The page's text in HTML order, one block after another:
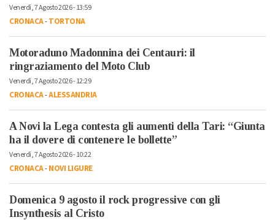
Venerdì, 7 Agosto 2026 - 13:59
CRONACA-TORTONA
Motoraduno Madonnina dei Centauri: il
ringraziamento del Moto Club
Venerdì, 7 Agosto 2026 - 12:29
CRONACA-ALESSANDRIA
A Novi la Lega contesta gli aumenti della Tari: “Giunta
ha il dovere di contenere le bollette”
Venerdì, 7 Agosto 2026 - 10:22
CRONACA-NOVI LIGURE
Domenica 9 agosto il rock progressive con gli
Insynthesis al Cristo